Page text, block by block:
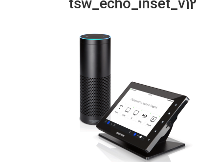
tsw_echo_inset_v12